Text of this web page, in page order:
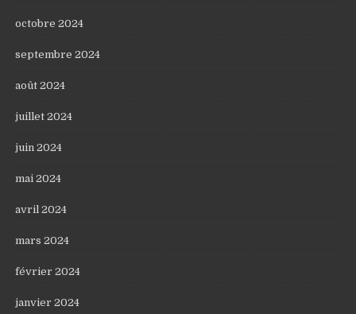
octobre 2024
septembre 2024
août 2024
juillet 2024
juin 2024
mai 2024
avril 2024
mars 2024
février 2024
janvier 2024